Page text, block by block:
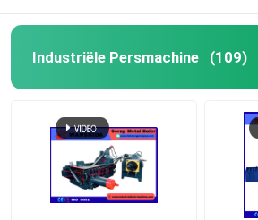
De hydraulische Machine van de
Metalen briketteerpers
Schroot Scherende Machine
Industriële Persmachine (109)